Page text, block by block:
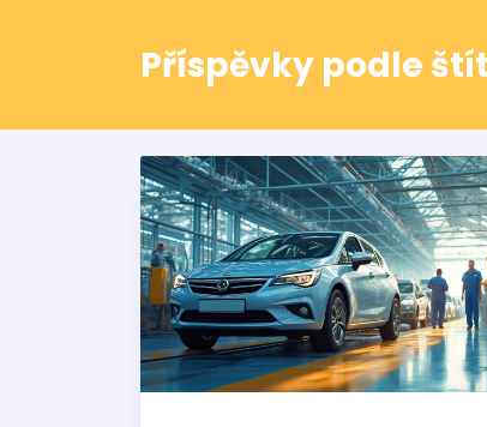
Příspěvky podle